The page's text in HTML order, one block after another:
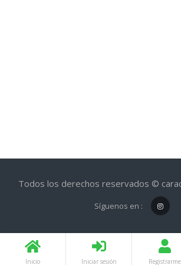
Inicio Iniciar sesión Registrarme
Todos los derechos reservados ©
Síguenos en :